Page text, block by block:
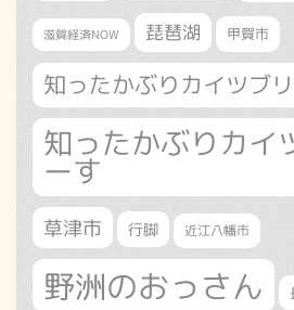
滋賀経済NOW 琵琶湖 甲賀市
知ったかぶりカイツブリ
知ったかぶりカイ
ーす
草津市 行脚 近江八幡市
野洲のおっさん